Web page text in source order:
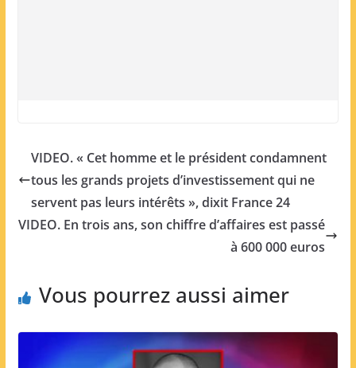
VIDEO. « Cet homme et le président condamnent
tous les grands projets d’investissement qui ne
servent pas leurs intérêts », dixit France 24
VIDEO. En trois ans, son chiffre d’affaires est passé
à 600 000 euros
Vous pourrez aussi aimer